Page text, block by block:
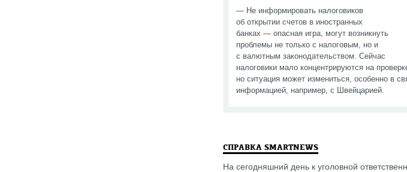
— Не информировать налоговиков
об открытии счетов в иностранных
банках — опасная игра, могут возникнуть
проблемы не только с налоговым, но и
с валютным законодательством. Сейчас
налоговики мало концентрируются на
но ситуация может измениться, особенно в
информацией, например, с Швейцарией.
СПРАВКА SMARTNEWS
На сегодняшний день к уголовной